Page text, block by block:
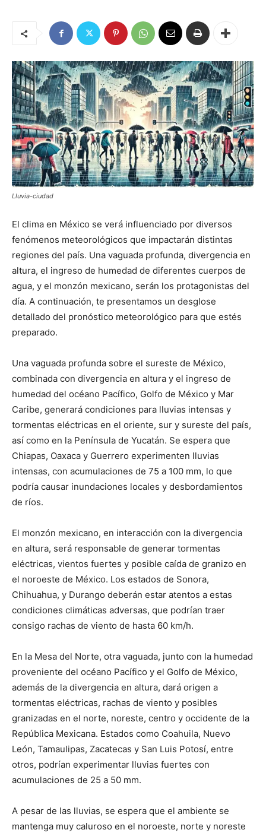
Lluvia-ciudad
El clima en México se verá influenciado por diversos
fenómenos meteorológicos que impactarán distintas
regiones del país. Una vaguada profunda, divergencia en
altura, el ingreso de humedad de diferentes cuerpos de
agua, y el monzón mexicano, serán los protagonistas del
día. A continuación, te presentamos un desglose
detallado del pronóstico meteorológico para que estés
preparado.
Una vaguada profunda sobre el sureste de México,
combinada con divergencia en altura y el ingreso de
humedad del océano Pacífico, Golfo de México y Mar
Caribe, generará condiciones para lluvias intensas y
tormentas eléctricas en el oriente, sur y sureste del país,
así como en la Península de Yucatán. Se espera que
Chiapas, Oaxaca y Guerrero experimenten lluvias
intensas, con acumulaciones de 75 a 100 mm, lo que
podría causar inundaciones locales y desbordamientos
de ríos.
El monzón mexicano, en interacción con la divergencia
en altura, será responsable de generar tormentas
eléctricas, vientos fuertes y posible caída de granizo en
el noroeste de México. Los estados de Sonora,
Chihuahua, y Durango deberán estar atentos a estas
condiciones climáticas adversas, que podrían traer
consigo rachas de viento de hasta 60 km/h.
En la Mesa del Norte, otra vaguada, junto con la humedad
proveniente del océano Pacífico y el Golfo de México,
además de la divergencia en altura, dará origen a
tormentas eléctricas, rachas de viento y posibles
granizadas en el norte, noreste, centro y occidente de la
República Mexicana. Estados como Coahuila, Nuevo
León, Tamaulipas, Zacatecas y San Luis Potosí, entre
otros, podrían experimentar lluvias fuertes con
acumulaciones de 25 a 50 mm.
A pesar de las lluvias, se espera que el ambiente se
mantenga muy caluroso en el noroeste, norte y noreste